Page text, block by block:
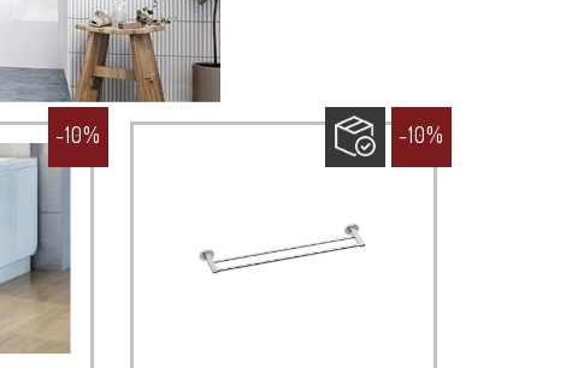
-10% -10%